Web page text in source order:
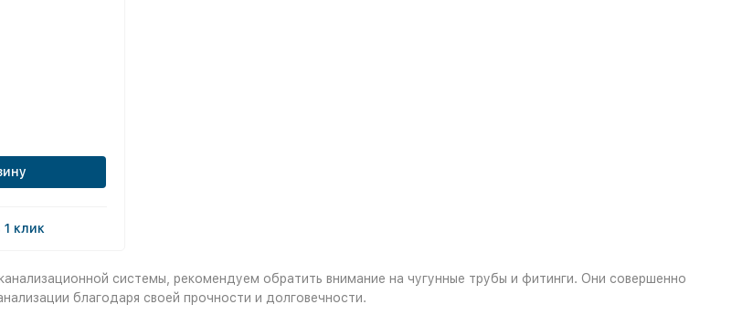
1 клик
системы, рекомендуем обратить внимание на чугунные трубы и фитинги. Они совершенно
благодаря своей прочности и долговечности.